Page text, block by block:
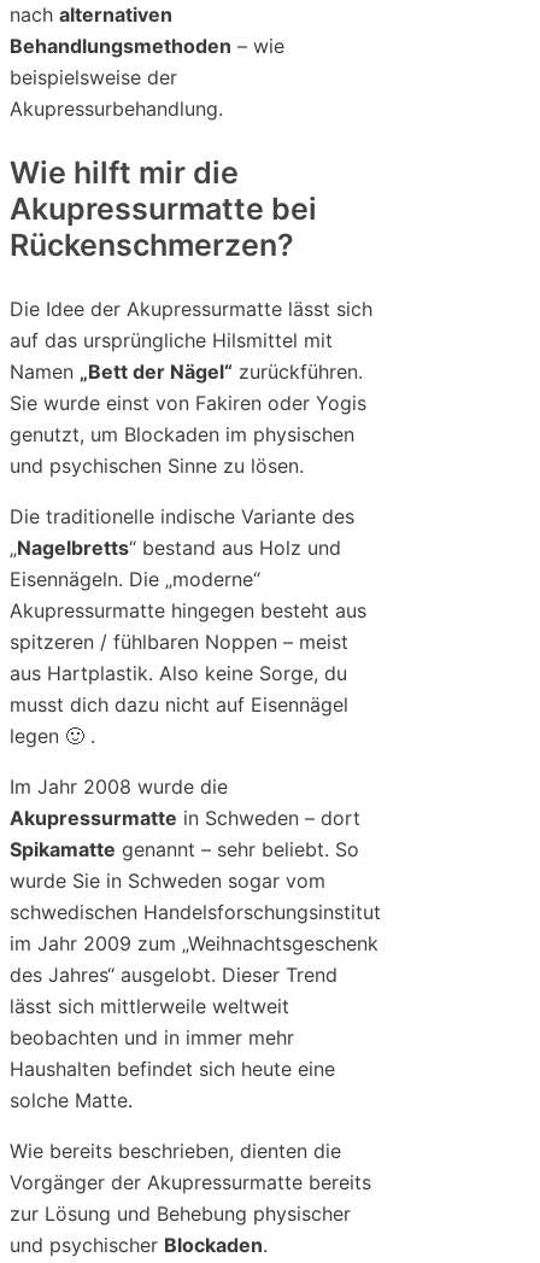
nach alternativen
Behandlungsmethoden – wie
beispielsweise der
Akupressurbehandlung.
Wie hilft mir die
Akupressurmatte bei
Rückenschmerzen?
Die Idee der Akupressurmatte lässt sich
auf das ursprüngliche Hilsmittel mit
Namen „Bett der Nägel“ zurückführen.
Sie wurde einst von Fakiren oder Yogis
genutzt, um Blockaden im physischen
und psychischen Sinne zu lösen.
Die traditionelle indische Variante des
„Nagelbretts“ bestand aus Holz und
Eisennägeln. Die „moderne“
Akupressurmatte hingegen besteht aus
spitzeren / fühlbaren Noppen – meist
aus Hartplastik. Also keine Sorge, du
musst dich dazu nicht auf Eisennägel
legen 🙂 .
Im Jahr 2008 wurde die
Akupressurmatte in Schweden – dort
Spikamatte genannt – sehr beliebt. So
wurde Sie in Schweden sogar vom
schwedischen Handelsforschungsinstitut
im Jahr 2009 zum „Weihnachtsgeschenk
des Jahres“ ausgelobt. Dieser Trend
lässt sich mittlerweile weltweit
beobachten und in immer mehr
Haushalten befindet sich heute eine
solche Matte.
Wie bereits beschrieben, dienten die
Vorgänger der Akupressurmatte bereits
zur Lösung und Behebung physischer
und psychischer Blockaden.